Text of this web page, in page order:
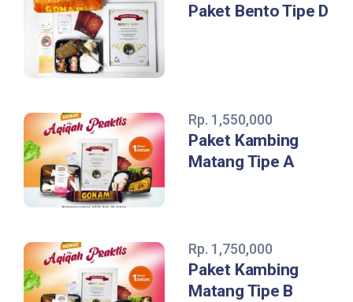
Paket Bento Tipe D
Rp. 1,550,000
Paket Kambing
Matang Tipe A
Rp. 1,750,000
Paket Kambing
Matang Tipe B